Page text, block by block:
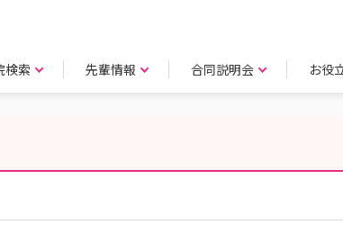
検索 先輩情報 合同説明会 お役